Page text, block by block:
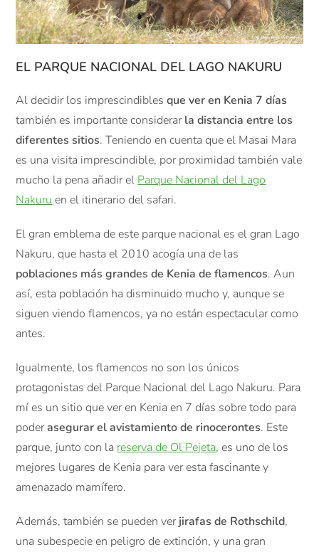
EL PARQUE NACIONAL DEL LAGO NAKURU
Al decidir los imprescindiblesque ver en Kenia 7 días
también es importante considerarla distancia entre los
diferentes sitios. Teniendo en cuenta que el Masai Mara
es una visita imprescindible, por proximidad también vale
mucho la pena añadir el Parque Nacional del Lago
Nakuru en el itinerario del safari.
El gran emblema de este parque nacional es el gran Lago
Nakuru, que hasta el 2010 acogía una de las
poblaciones más grandes de Kenia de flamencos. Aun
así, esta población ha disminuido mucho y, aunque se
siguen viendo flamencos, ya no están espectacular como
antes.
Igualmente, los flamencos no son los únicos
protagonistas del Parque Nacional del Lago Nakuru. Para
mí es un sitio que ver en Kenia en 7 días sobre todo para
poderasegurar el avistamiento de rinocerontes. Este
parque, junto con la reserva de Ol Pejeta, es uno de los
mejores lugares de Kenia para ver esta fascinante y
amenazado mamífero.
Además, también se pueden verjirafas de Rothschild,
una subespecie en peligro de extinción, y una gran